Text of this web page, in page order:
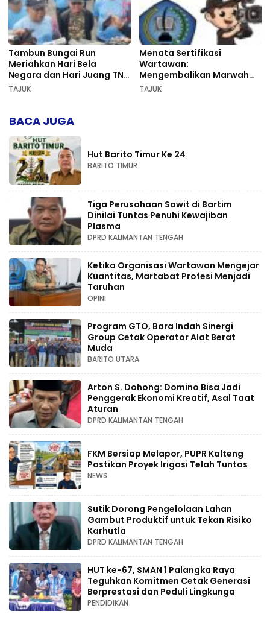
Tambun Bungai Run
Meriahkan Hari Bela
Negara dan Hari Juang TNI
AD di Palangka Raya
TAJUK
Menata Sertifikasi
Wartawan:
Mengembalikan Marwah
Pers dan Keadilan
TAJUK
BACA JUGA
Hut Barito Timur Ke 24
BARITO TIMUR
Tiga Perusahaan Sawit di Bartim
Dinilai Tuntas Penuhi Kewajiban
Plasma
DPRD KALIMANTAN TENGAH
Ketika Organisasi Wartawan Mengejar
Kuantitas, Martabat Profesi Menjadi
Taruhan
OPINI
Program GTO, Bara Indah Sinergi
Group Cetak Operator Alat Berat
Muda
BARITO UTARA
Arton S. Dohong: Domino Bisa Jadi
Penggerak Ekonomi Kreatif, Asal Taat
Aturan
DPRD KALIMANTAN TENGAH
FKM Bersiap Melapor, PUPR Kalteng
Pastikan Proyek Irigasi Telah Tuntas
NEWS
Sutik Dorong Pengelolaan Lahan
Gambut Produktif untuk Tekan Risiko
Karhutla
DPRD KALIMANTAN TENGAH
HUT ke-67, SMAN 1 Palangka Raya
Teguhkan Komitmen Cetak Generasi
Berprestasi dan Peduli Lingkunga
PENDIDIKAN